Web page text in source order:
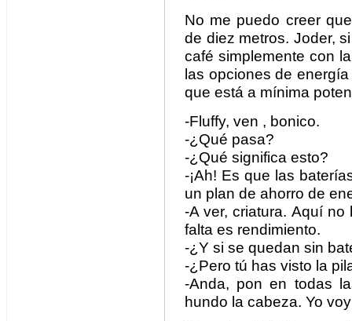
No me puedo creer
de diez metros. Joder,
café simplemente con
las opciones de
que está a mínima
-Fluffy, ven , bonico.
-¿Qué pasa?
-¿Qué significa esto?
-¡Ah! Es que las
un plan de ahorro de
-A ver, criatura. Aquí
falta es rendimiento.
-¿Y si se quedan sin
-¿Pero tú has visto la
-Anda, pon en todas
hundo la cabeza. Yo